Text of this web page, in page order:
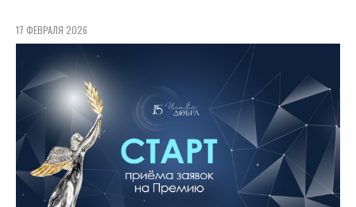
17 ФЕВРАЛЯ 2026